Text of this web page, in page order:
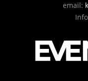
email: